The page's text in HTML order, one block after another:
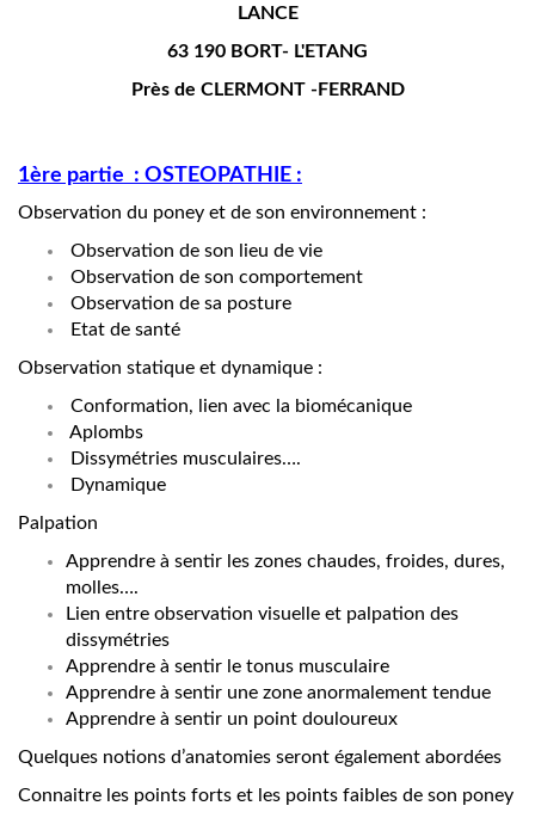
LANCE
63 190 BORT- L'ETANG
Près de CLERMONT -FERRAND
1ère partie : OSTEOPATHIE :
Observation du poney et de son environnement :
Observation de son lieu de vie
Observation de son comportement
Observation de sa posture
Etat de santé
Observation statique et dynamique :
Conformation, lien avec la biomécanique
Aplombs
Dissymétries musculaires….
Dynamique
Palpation
Apprendre à sentir les zones chaudes, froides, dures,
molles….
Lien entre observation visuelle et palpation des
dissymétries
Apprendre à sentir le tonus musculaire
Apprendre à sentir une zone anormalement tendue
Apprendre à sentir un point douloureux
Quelques notions d’anatomies seront également abordées
Connaitre les points forts et les points faibles de son poney